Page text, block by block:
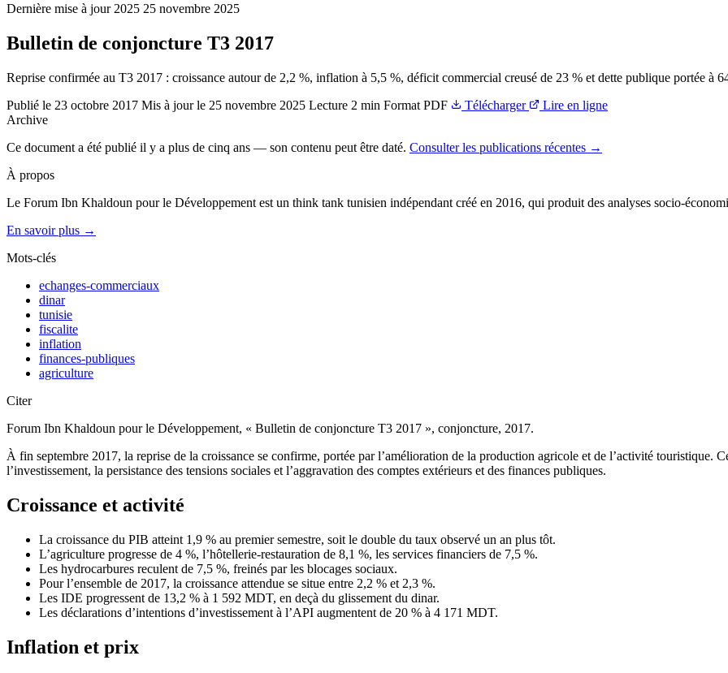
Dernière mise à jour 2025 25 novembre 2025
Bulletin de conjoncture T3 2017
Reprise confirmée au T3 2017 : croissance autour de 2,2 %, inflation à 5,5 %, déficit commercial creusé de 23 % et dette publique portée à
Publié le 23 octobre 2017 Mis à jour le 25 novembre 2025 Lecture 2 min Format PDF Télécharger
Lire en ligne
Archive
Ce document a été publié il y a plus de cinq ans — son contenu peut être daté. Consulter les publications récentes →
À propos
Le Forum Ibn Khaldoun pour le Développement est un think tank tunisien indépendant créé en 2016, qui produit des analyses socio-
En savoir plus →
Mots-clés
echanges-commerciaux
dinar
tunisie
fiscalite
inflation
finances-publiques
agriculture
Citer
Forum Ibn Khaldoun pour le Développement, « Bulletin de conjoncture T3 2017 », conjoncture, 2017.
À fin septembre 2017, la reprise de la croissance se confirme, portée par l’amélioration de la production agricole et de l’activité touristique.
l’investissement, la persistance des tensions sociales et l’aggravation des comptes extérieurs et des finances publiques.
Croissance et activité
La croissance du PIB atteint 1,9 % au premier semestre, soit le double du taux observé un an plus tôt.
L’agriculture progresse de 4 %, l’hôtellerie-restauration de 8,1 %, les services financiers de 7,5 %.
Les hydrocarbures reculent de 7,5 %, freinés par les blocages sociaux.
Pour l’ensemble de 2017, la croissance attendue se situe entre 2,2 % et 2,3 %.
Les IDE progressent de 13,2 % à 1 592 MDT, en deçà du glissement du dinar.
Les déclarations d’intentions d’investissement à l’API augmentent de 20 % à 4 171 MDT.
Inflation et prix